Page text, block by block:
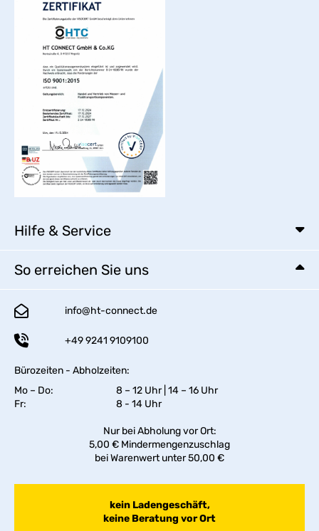
Hilfe & Service
So erreichen Sie uns
info@ht-connect.de
+49 9241 9109100
Bürozeiten - Abholzeiten:
Mo – Do:
8 – 12 Uhr | 14 – 16 Uhr
Fr:
8 - 14 Uhr
Nur bei Abholung vor Ort:
5,00 € Mindermengenzuschlag
bei Warenwert unter 50,00 €
kein Ladengeschäft,
keine Beratung vor Ort